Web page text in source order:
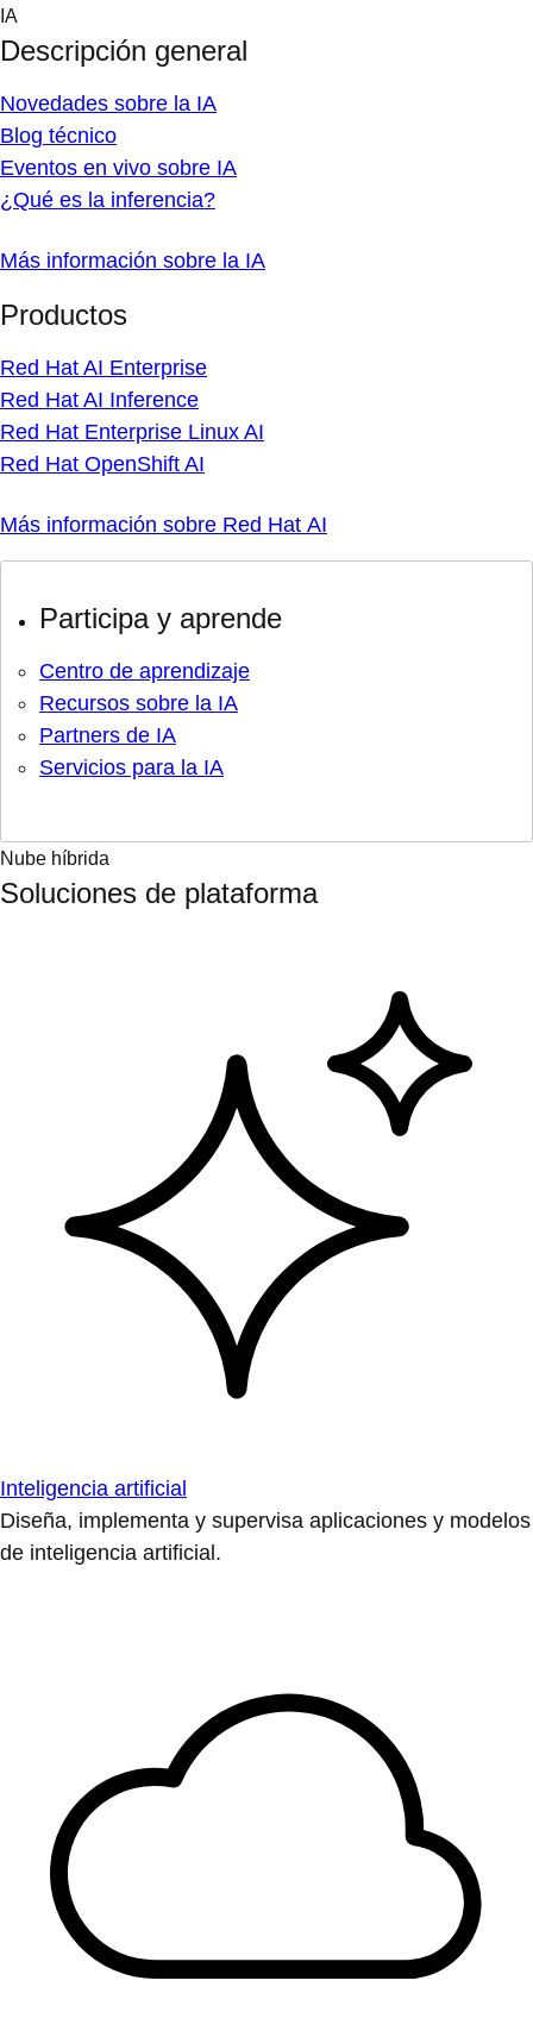
Skip
content
IA
Descripción general
Novedades sobre la IA
Blog técnico
Eventos en vivo sobre IA
¿Qué es la inferencia?
Más información sobre la IA
Productos
Red Hat AI Enterprise
Red Hat AI Inference
Red Hat Enterprise Linux AI
Red Hat OpenShift AI
Más información sobre Red Hat AI
Participa y aprende
Centro de aprendizaje
Recursos sobre la IA
Partners de IA
Servicios para la IA
Nube híbrida
Soluciones de plataforma
Inteligencia artificial
Diseña, implementa y supervisa aplicaciones y modelos
de inteligencia artificial.